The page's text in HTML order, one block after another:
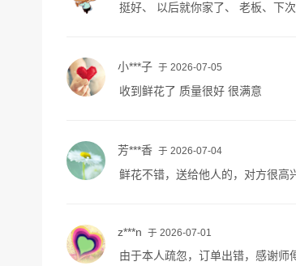
挺好、 以后就你家了、 老板、下次
小***子 于 2026-07-05
收到鲜花了 质量很好 很满意
芳***香 于 2026-07-04
鲜花不错，送给他人的，对方很高
z***n 于 2026-07-01
由于本人疏忽，订单出错，感谢师